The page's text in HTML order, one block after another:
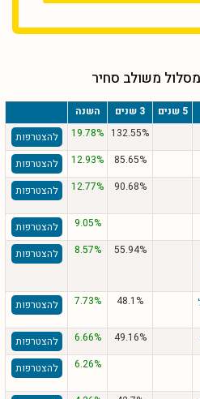
משולב סחיר
5 שנים 3 שנים
השנה
132.55%
19.78%
להצטרפות
85.65%
12.93%
להצטרפות
90.68%
12.77% להצטרפות
9.05%
להצטרפות
55.94%
8.57% להצטרפות
48.1%
7.73% להצטרפות
49.16%
6.66%
להצטרפות
6.26% להצטרפות